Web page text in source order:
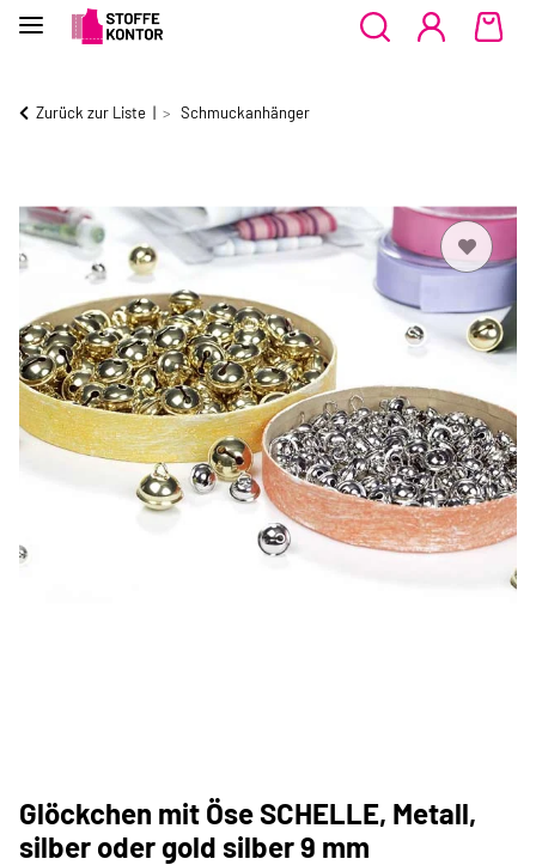
Zurück zur Liste Schmuckanhänger
Glöckchen mit Öse SCHELLE, Metall,
silber oder gold silber 9 mm